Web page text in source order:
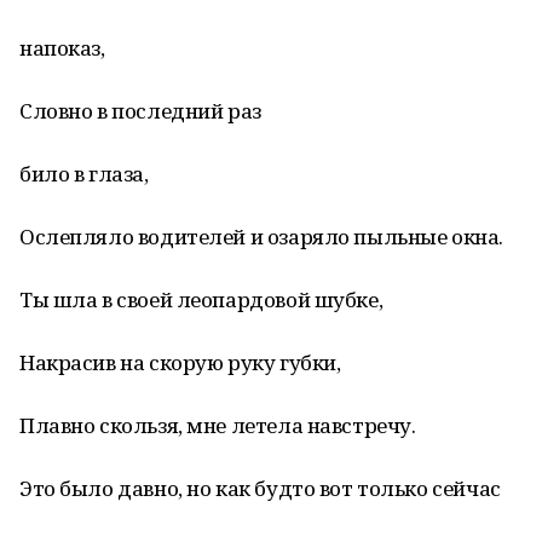
напоказ,
Словно в последний раз
било в глаза,
Ослепляло водителей и озаряло пыльные окна.
Ты шла в своей леопардовой шубке,
Накрасив на скорую руку губки,
Плавно скользя, мне летела навстречу.
Это было давно, но как будто вот только сейчас